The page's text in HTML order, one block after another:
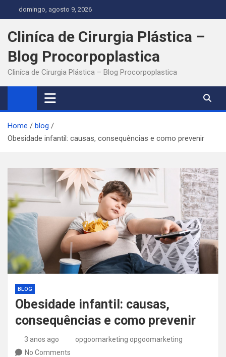
to
content
domingo, agosto 9, 2026
Cliníca de Cirurgia Plástica –
Blog Procorpoplastica
Cliníca de Cirurgia Plástica – Blog Procorpoplastica
Home
blog
Obesidade infantil: causas, consequências e como prevenir
BLOG
Obesidade infantil: causas,
consequências e como prevenir
3 anos ago
opgoomarketing opgoomarketing
No Comments